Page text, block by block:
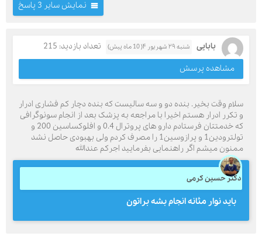
نمایش سایر 3 پاسخ
بابایی شنبه ۲۹ شهریور ۴( 10 ماه پیش)
تعداد بازدید: 215
مشاهده پرسش
سلام وقت بخیر. بنده دو و سه سالیست که بنده دچار کم فشاری ادرار
و تکرر ادرار هستم اخیرا با مراجعه به پزشک بعد از انجام سونوگرافی
که خدمتتان فرستادم دارو های پروترال 0.4 و افلوکساسین 200 و
تولترودین1 و پرازوسین1 را مصرف کردم ولی بهبودی حاصل نشد
ممنون میشم اگر راهنمایی بفرمایید اجرکم عندالله
دکتر حسین کرمی
باید نوار مثانه انجام بشه براتون